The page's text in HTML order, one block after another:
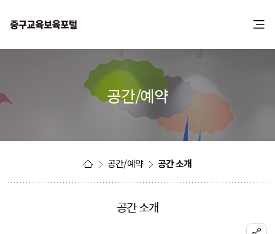
로
바
기
공간/예약
공간/예약 공간 소개
공간 소개